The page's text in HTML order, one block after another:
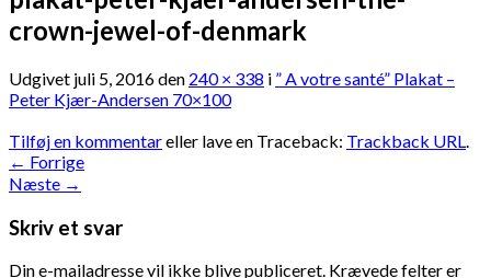
crown-jewel-of-denmark
Udgivet juli 5, 2016den 240 × 338 i ” A votre santé” Plakat –
Peter Kjær-Andersen 70×100
Tilføj en kommentareller lave en Traceback: Trackback URL.
← Forrige
Næste →
Skriv et svar
Din e-mailadresse vil ikke blive publiceret. Krævede felter er